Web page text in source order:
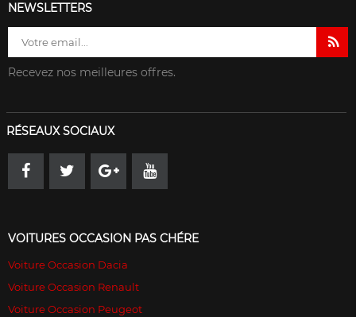
NEWSLETTERS
Recevez nos meilleures offres.
RÉSEAUX SOCIAUX
VOITURES OCCASION PAS CHÉRE
Voiture Occasion Dacia
Voiture Occasion Renault
Voiture Occasion Peugeot